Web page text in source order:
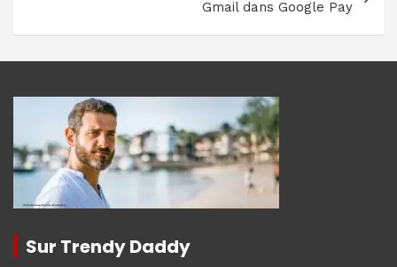
Gmail dans Google Pay
Sur Trendy Daddy